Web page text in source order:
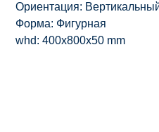
Ориентация:
Форма: Фигурная
whd: 400x800x50 mm